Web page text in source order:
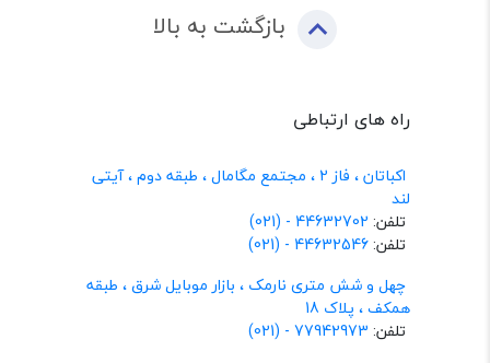
بازگشت به بالا
راه های ارتباطی
اکباتان ، فاز 2 ، مجتمع مگامال ، طبقه دوم ، آیتی
لند
تلفن: 44632702 - (021)
تلفن:44632546 - (021)
چهل و شش متری نارمک ، بازار موبایل شرق ، طبقه
همکف ، پلاک 18
تلفن: 77942973 - (021)